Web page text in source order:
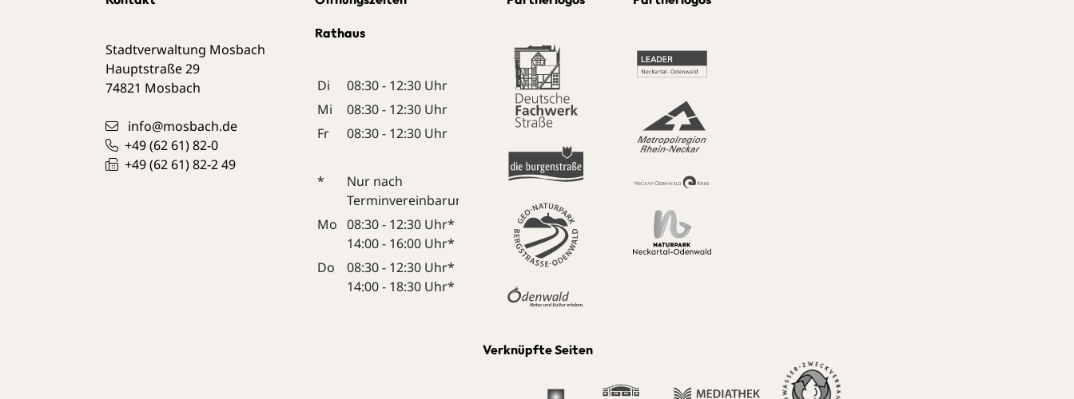
Stadtverwaltung Mosbach
Hauptstraße 29
74821 Mosbach
info@mosbach.de
+49 (6261) 82-0
+49 (6261) 82-249
Rathaus
Di
08:30 - 12:30 Uhr
Mi
08:30 - 12:30 Uhr
Fr
08:30 - 12:30 Uhr
*
Nur nach
Terminvereinbarung:
Mo
08:30 - 12:30 Uhr*
14:00 - 16:00 Uhr*
Do
08:30 - 12:30 Uhr*
14:00 - 18:30 Uhr*
Verknüpfte Seiten